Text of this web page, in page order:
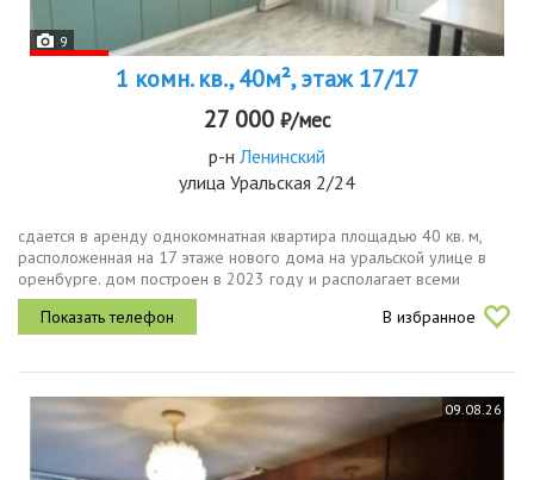
9
1 комн. кв., 40м², этаж 17/17
27 000 ₽/мес
р-н Ленинский
улица Уральская 2/24
сдается в аренду однокомнатная квартира площадью 40 кв. м,
расположенная на 17 этаже нового дома на уральской улице в
оренбурге. дом построен в 2023 году и располагает всеми
современными удобствами, включая пассажирский и грузовой
лифты, а также...
В избранное
09.08.26